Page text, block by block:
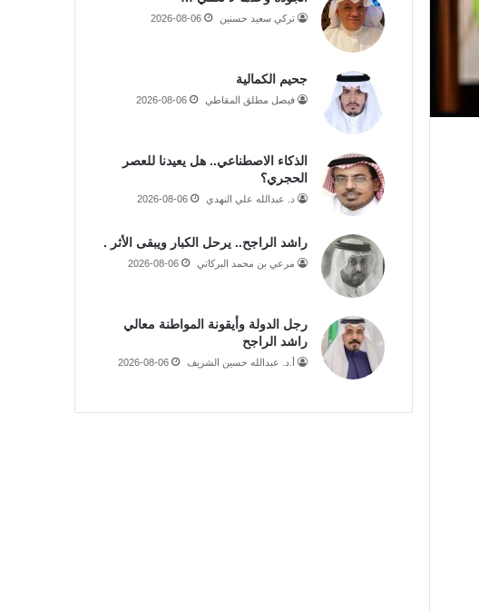
تركي سعيد حسنين 2026-08-06
جحيم الكمالية
فيصل مطلق المقاطي 2026-08-06
الذكاء الاصطناعي.. هل يعيدنا للعصر
الحجري؟
د. عبدالله علي النهدي 2026-08-06
راشد الراجح.. يرحل الكبار ويبقى الأثر .
مرعي بن محمد البركاتي 2026-08-06
رجل الدولة وأيقونة المواطنة معالي
راشد الراجح
أ.د. عبدالله حسين الشريف 2026-08-06